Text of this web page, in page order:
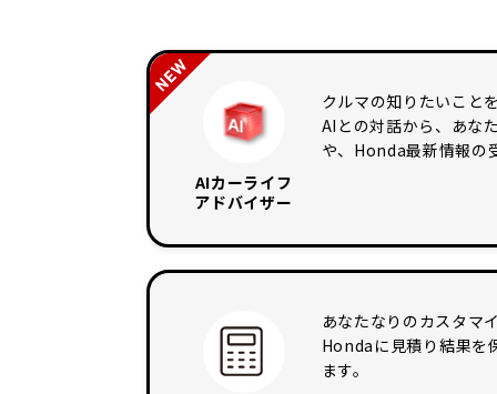
AIカーライフ
アドバイザー
クルマの知りたいこと
AIとの対話から、あな
や、Honda最新情報の
あなたなりのカスタマ
Hondaに見積り結果を
ます。